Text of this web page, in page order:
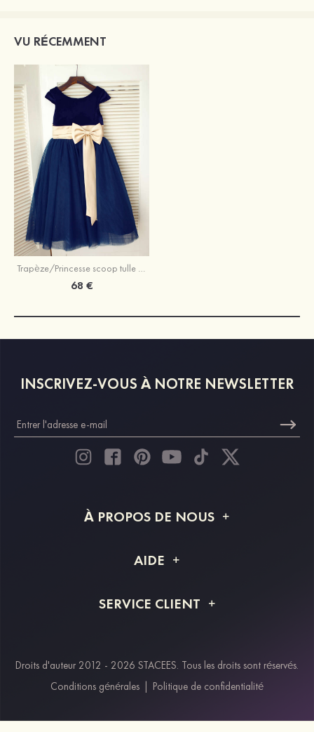
VU RÉCEMMENT
Trapèze/Princesse scoop tulle longueur mollet robe de fille de fleur
68 €
INSCRIVEZ-VOUS À NOTRE NEWSLETTER
À PROPOS DE NOUS
Livraison
AIDE
Retour et remboursement
SERVICE CLIENT
Modes de paiement
Klarna
Droits d'auteur 2012 - 2026 STACEES. Tous les droits sont réservés.
Conditions générales
Politique de confidentialité